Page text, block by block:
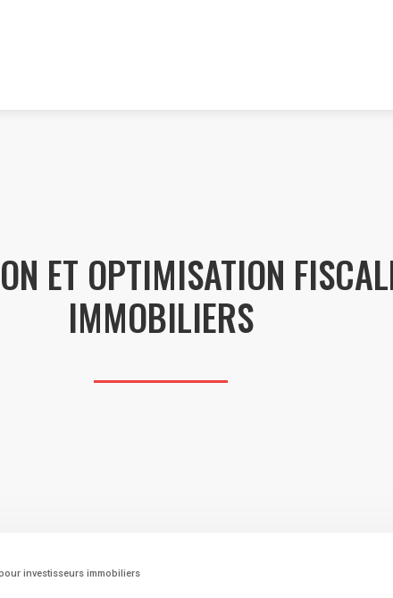
ET OPTIMISATION
IMMOBILIERS
investisseurs immobiliers